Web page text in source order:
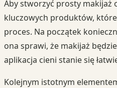
Aby stworzyć prosty makijaż
kluczowych produktów, które
proces. Na początek
ona sprawi, że makijaż
aplikacja cieni stanie się
Kolejnym istotnym